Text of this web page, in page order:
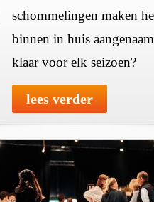
schommelingen maken
binnen in huis
klaar voor elk seizoen?
lees verder